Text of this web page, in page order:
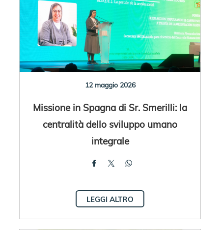
12 maggio 2026
Missione in Spagna di Sr. Smerilli: la
centralità dello sviluppo umano
integrale
LEGGI ALTRO